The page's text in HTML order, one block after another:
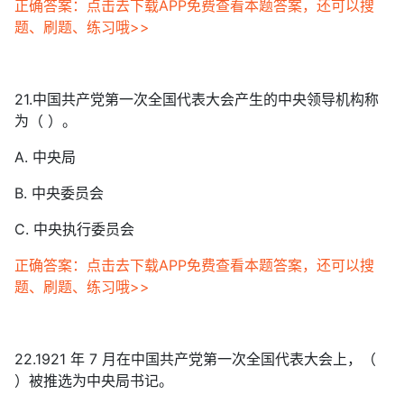
正确答案：点击去下载APP免费查看本题答案，还可以搜
题、刷题、练习哦>>
21.中国共产党第一次全国代表大会产生的中央领导机构称
为（ ）。
A. 中央局
B. 中央委员会
C. 中央执行委员会
正确答案：点击去下载APP免费查看本题答案，还可以搜
题、刷题、练习哦>>
22.1921 年 7 月在中国共产党第一次全国代表大会上，（
）被推选为中央局书记。